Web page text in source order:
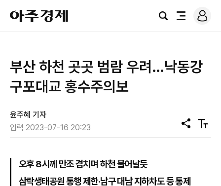
아
주
경
검
전
로
그
부산 하천 곳곳 범람 우려…낙동강
구포대교 홍수주의보
윤주혜 기자
입력 2023-07-16 20:23
공
유
텍
스
오후 8시께 만조 겹치며 하천 불어날듯
삼락생태공원 통행 제한·남구 대남 지하차도 등 통제